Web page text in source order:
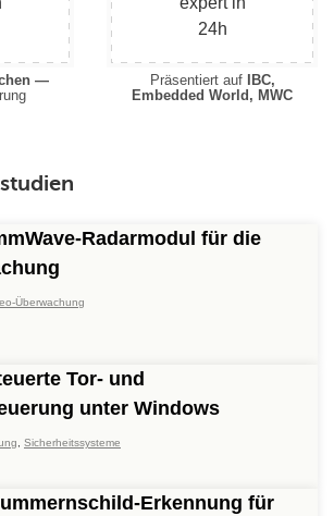
—
Präsentiert auf
IBC,
Embedded World, MWC
Radarmodul für die
Überwachung
Tor- und
unter Windows
Sicherheitssysteme
Erkennung für